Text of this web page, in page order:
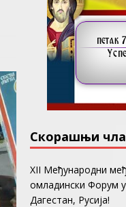
Скорашњи
ХII Међународни
омладински Форум
Дагестан, Русија!